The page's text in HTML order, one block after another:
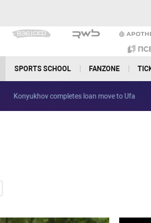
SPORTS SCHOOL FANZONE
contract extension Konyukhov